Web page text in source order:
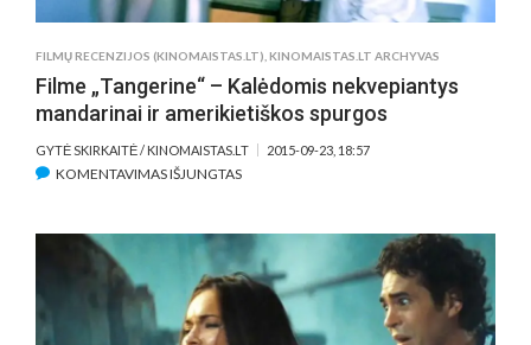
FILMŲ RECENZIJOS (KINOMAISTAS.LT) KINOMAISTAS.LT ARCHYVAS
Filme „Tangerine“ – Kalėdomis nekvepiantys
mandarinai ir amerikietiškos spurgos
GYTĖ SKIRKAITĖ / KINOMAISTAS.LT 2015-09-23, 18:57
KOMENTAVIMAS IŠJUNGTASĮRAŠE
KALĖDOMIS
NEKVEPIANTYS
MANDARINAI